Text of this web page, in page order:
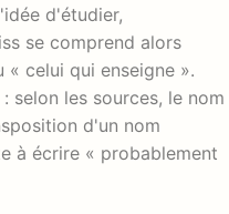
d'étudier,
se comprend alors
celui qui enseigne ».
selon les sources, le nom
d'un nom
à écrire « probablement